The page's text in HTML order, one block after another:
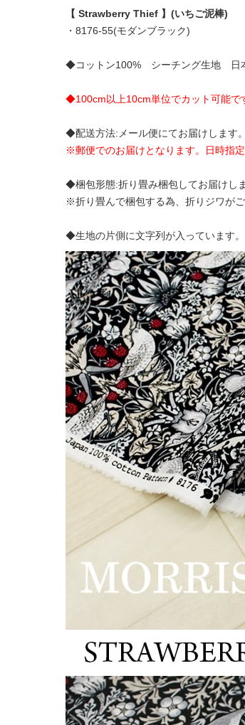
【 Strawberry Thief 】(いちご泥棒)
・8176-55(モダンブラック)
◆コットン100% シーチング生地 日
◆100cm以上10cm単位でカット可能で
◆配送方法:メール便にてお届けします。
※郵便でのお届けとなります。日時指
◆梱包形態:折り畳み梱包してお届けしま
※折り畳んで梱包する為、折りジワが
◆生地の片側に文字列が入っています